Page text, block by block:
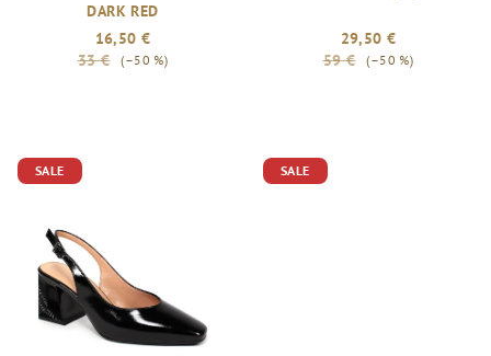
DARK RED
16,50 €
33 €
(–50 %)
29,50 €
59 €
(–50 %)
SALE SALE